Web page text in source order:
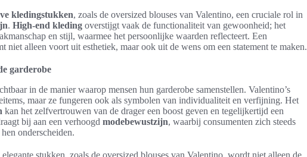
kledingstukken, zoals de oversized blouses van Valentino, een cruciale rol in
. High-end kleding overstijgt vaak de functionaliteit van gewoonheid; het
en stijl, waarmee het persoonlijke waarden reflecteert. Een
niet alleen voort uit esthetiek, maar ook uit de wens om een statement te maken.
garderobe
in de manier waarop mensen hun garderobe samenstellen. Valentino’s
maar ze fungeren ook als symbolen van individualiteit en verfijning. Het
kan het zelfvertrouwen van de drager een boost geven en tegelijkertijd een
bij aan een verhoogd modebewustzijn, waarbij consumenten zich steeds
onderscheiden.
stukken, zoals de oversized blouses van Valentino, wordt niet alleen de